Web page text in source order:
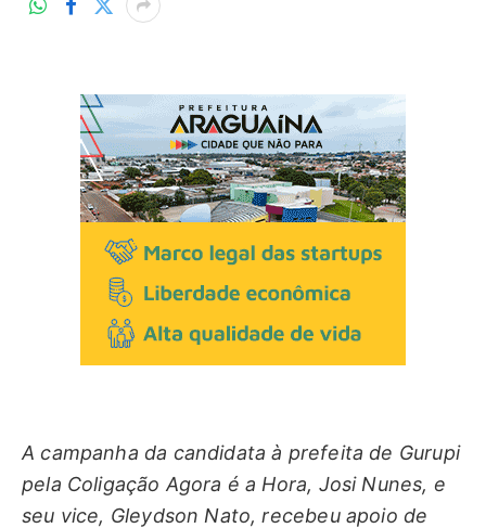
A campanha da candidata à prefeita de Gurupi
pela Coligação Agora é a Hora, Josi Nunes, e
seu vice, Gleydson Nato, recebeu apoio de